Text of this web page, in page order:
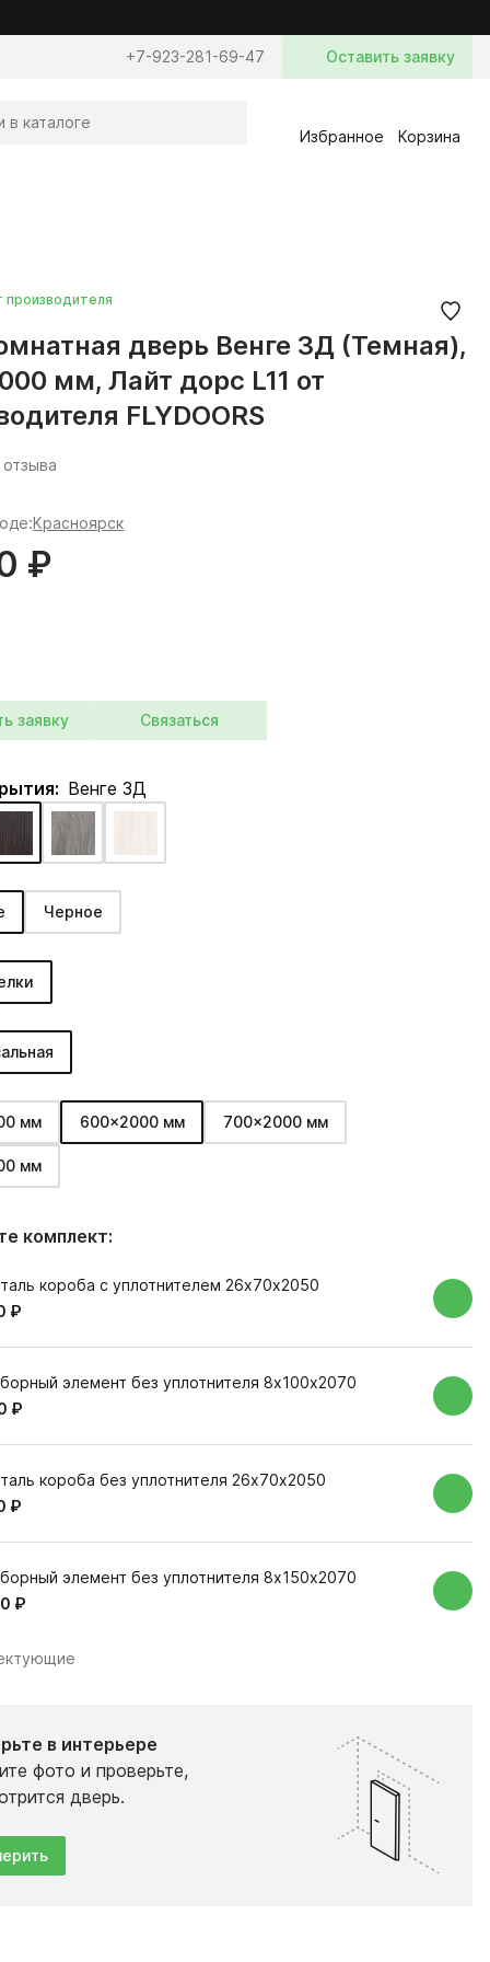
+7-923-281-69-47 Оставить заявку
Избранное Корзина
производителя
дверь Венге 3Д (Темная),
мм, Лайт дорс L11 от
FLYDOORS
отзыва
Красноярск
₽
заявку Связаться
Венге 3Д
Черное
мм 600x2000 мм 700x2000 мм
мм
комплект:
короба с уплотнителем 26х70х2050
₽
элемент без уплотнителя 8х100х2070
₽
короба без уплотнителя 26х70х2050
₽
элемент без уплотнителя 8х150х2070
₽
в интерьере
фото и проверьте,
дверь.